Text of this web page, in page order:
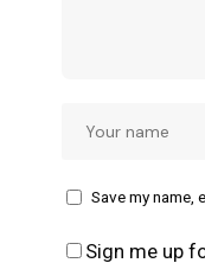
Save my name,
Sign me up